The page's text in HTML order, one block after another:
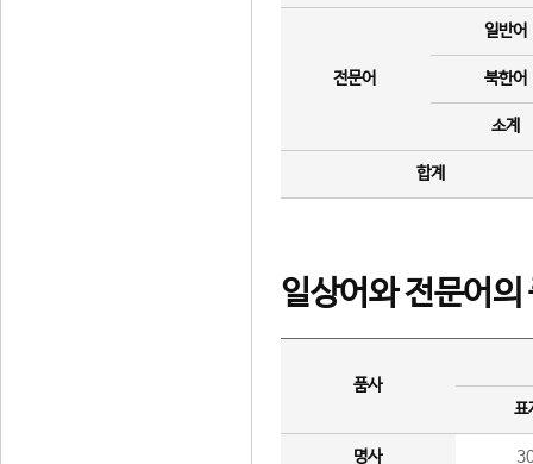
전문어
일반어
북한어
소계
합계
일상어와 전문어의
품사
표
명사